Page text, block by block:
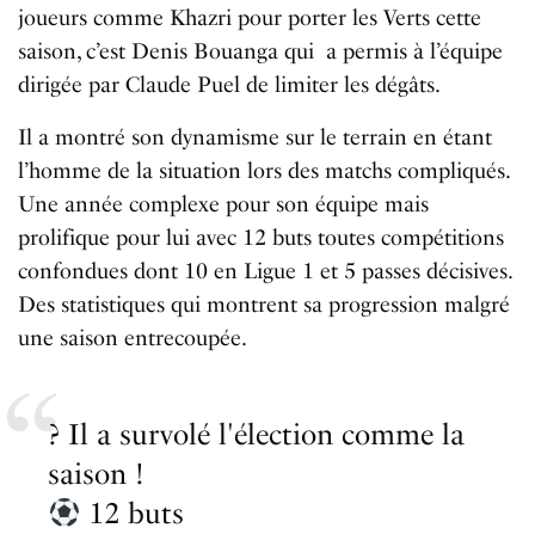
joueurs comme Khazri pour porter les Verts cette
saison, c’est Denis Bouanga qui a permis à l’équipe
dirigée par Claude Puel de limiter les dégâts.
Il a montré son dynamisme sur le terrain en étant
l’homme de la situation lors des matchs compliqués.
Une année complexe pour son équipe mais
prolifique pour lui avec 12 buts toutes compétitions
confondues dont 10 en Ligue 1 et 5 passes décisives.
Des statistiques qui montrent sa progression malgré
une saison entrecoupée.
? Il a survolé l'élection comme la
saison !
12 buts